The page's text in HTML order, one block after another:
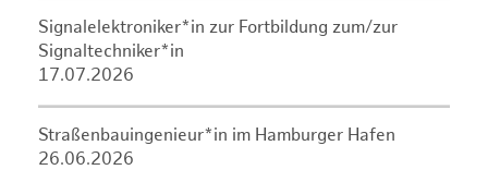
Signalelektroniker*in zur Fortbildung zum/zur
Signaltechniker*in
17.07.2026
Straßenbauingenieur*in im Hamburger Hafen
26.06.2026